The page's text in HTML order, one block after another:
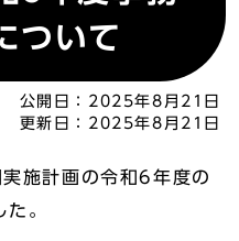
ついて
公開日： 2025年8月21日
更新日： 2025年8月21日
施計画の令和6年度の
。